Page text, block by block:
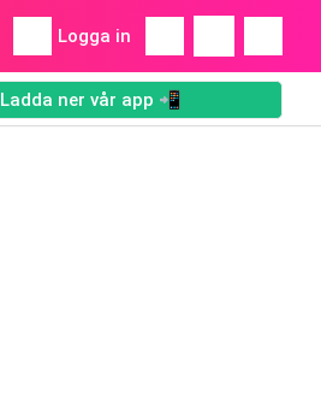
Logga in
Ladda ner vår app 📲